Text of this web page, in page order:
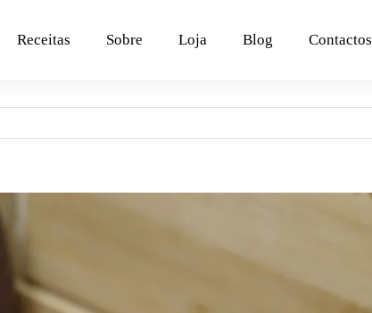
Receitas Sobre Loja Blog Contactos